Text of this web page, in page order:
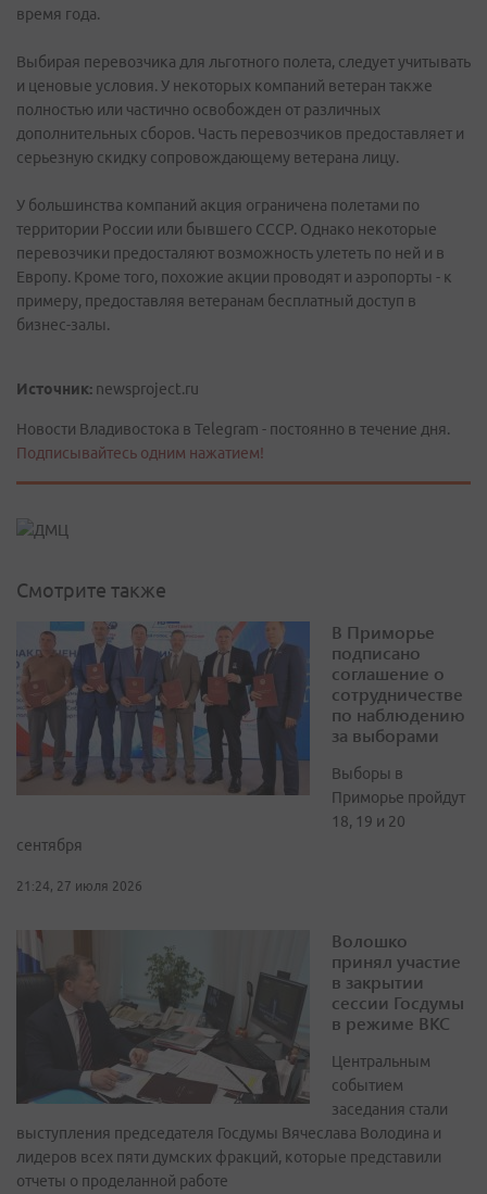
время года.
Выбирая перевозчика для льготного полета, следует учитывать
и ценовые условия. У некоторых компаний ветеран также
полностью или частично освобожден от различных
дополнительных сборов. Часть перевозчиков предоставляет и
серьезную скидку сопровождающему ветерана лицу.
У большинства компаний акция ограничена полетами по
территории России или бывшего СССР. Однако некоторые
перевозчики предосталяют возможность улететь по ней и в
Европу. Кроме того, похожие акции проводят и аэропорты - к
примеру, предоставляя ветеранам бесплатный доступ в
бизнес-залы.
Источник: newsproject.ru
Новости Владивостока в Telegram - постоянно в течение дня.
Подписывайтесь одним нажатием!
Смотрите также
В Приморье
подписано
соглашение о
сотрудничестве
по наблюдению
за выборами
Выборы в
Приморье пройдут
18, 19 и 20
сентября
21:24, 27 июля 2026
Волошко
принял участие
в закрытии
сессии Госдумы
в режиме ВКС
Центральным
событием
заседания стали
выступления председателя Госдумы Вячеслава Володина и
лидеров всех пяти думских фракций, которые представили
отчеты о проделанной работе